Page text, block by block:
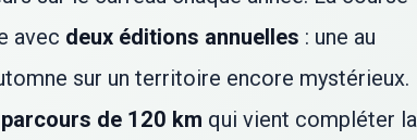
avec deux éditions annuelles : une au
sur un territoire encore mystérieux.
de 120 km qui vient compléter la